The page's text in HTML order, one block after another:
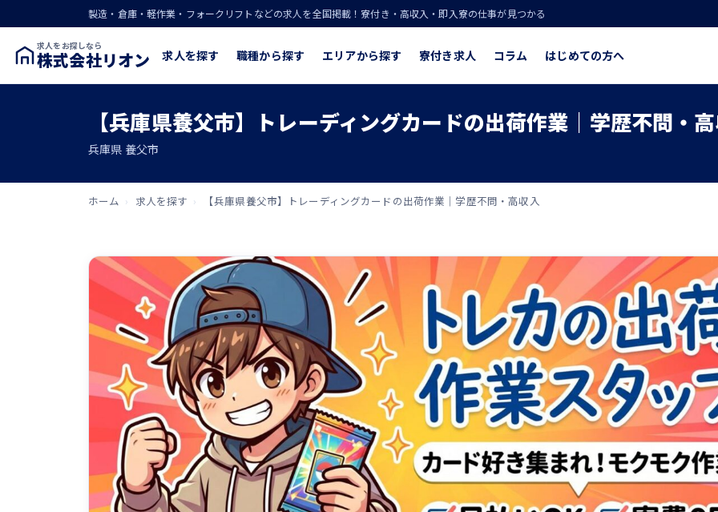
製造・倉庫・軽作業・フォークリフトなどの求人を全国掲載！寮付き・高収入・即入寮の仕事が見つかる
求人をお探しなら
株式会社リオン 求人を探す 職種から探す エリアから探す 寮付き求人 コラム はじめての方へ
【兵庫県養父市】トレーディングカードの出荷作業｜学歴不問・
兵庫県 養父市
ホーム › 求人を探す › 【兵庫県養父市】トレーディングカードの出荷作業｜学歴不問・高収入